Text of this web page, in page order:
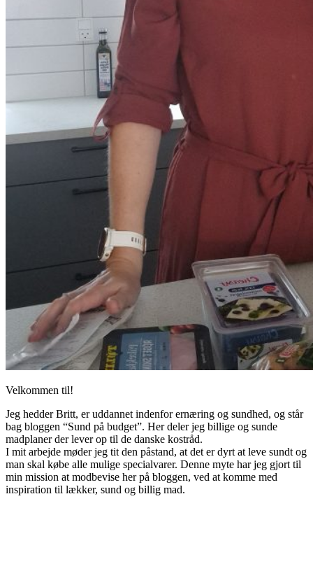
Velkommen til!
Jeg hedder Britt, er uddannet indenfor ernæring og sundhed, og står
bag bloggen “Sund på budget”. Her deler jeg billige og sunde
madplaner der lever op til de danske kostråd.
I mit arbejde møder jeg tit den påstand, at det er dyrt at leve sundt og
man skal købe alle mulige specialvarer. Denne myte har jeg gjort til
min mission at modbevise her på bloggen, ved at komme med
inspiration til lækker, sund og billig mad.